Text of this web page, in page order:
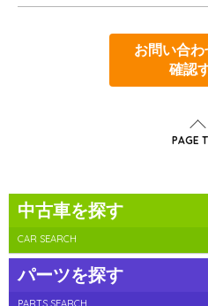
お問い合
確認
PAGE
中古車を探す
CAR SEARCH
パーツを探す
PARTS SEARCH